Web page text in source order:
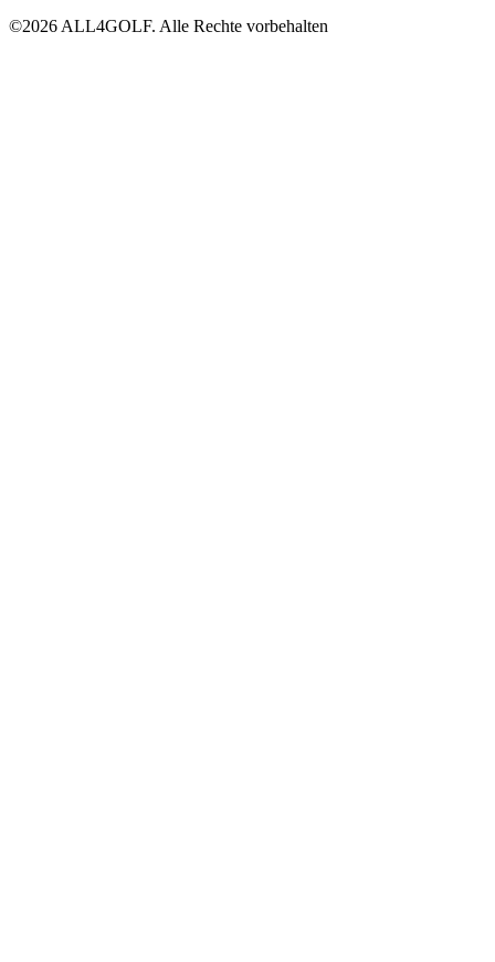
©2026 ALL4GOLF. Alle Rechte vorbehalten